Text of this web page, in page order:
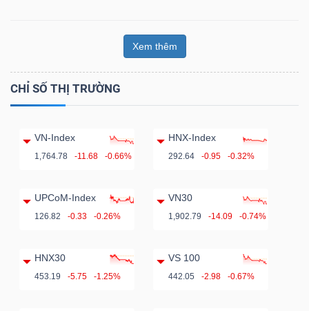
Xem thêm
CHỈ SỐ THỊ TRƯỜNG
VN-Index
1,764.78 -11.68 -0.66%
HNX-Index
292.64 -0.95 -0.32%
UPCoM-Index
126.82 -0.33 -0.26%
VN30
1,902.79 -14.09 -0.74%
HNX30
453.19 -5.75 -1.25%
VS 100
442.05 -2.98 -0.67%